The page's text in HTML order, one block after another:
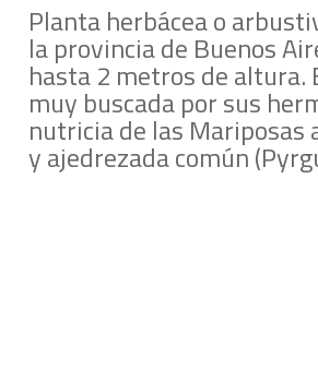
Planta herbácea o
la provincia de Buenos
hasta 2 metros de
muy buscada por sus
nutricia de las Mariposas
y ajedrezada común